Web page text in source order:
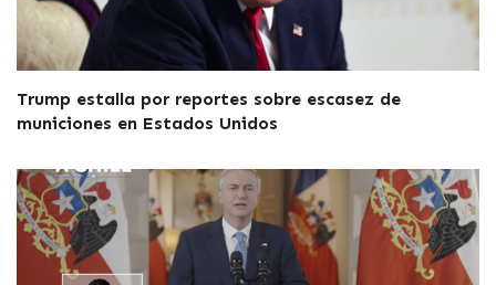
Trump estalla por reportes sobre escasez de
municiones en Estados Unidos